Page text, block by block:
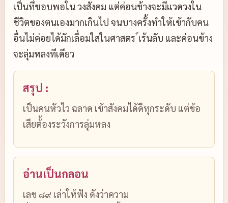
เป็นที่ชอบพอใน วงสังคม แต่ค่อนข้างจะมีแวดวงใน
ชีวิตของตนเองมากเกินไป จนบางครั้งทำให้เข้ากับคน
อื่นไม่ค่อยได้มักเลื่อมใสในศาสตร ์เร้นลับ และค่อนข้าง
จะลุ่มหลงทีเดียว
สรุป :
เป็นคนหัวไว ฉลาด เข้าสังคมได้ดีทุกระดับ แต่ข้อ
เสียต้้องระวังการลุ่มหลง
อ่านเป็นกลอน
เลข ๘๙ เล่าให้ฟัง ดังว่าความ